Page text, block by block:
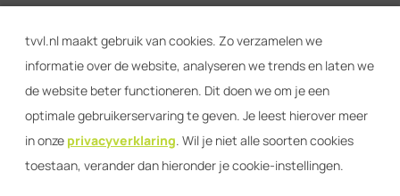
tvvl.nl maakt gebruik van cookies. Zo verzamelen we
informatie over de website, analyseren we trends en laten we
de website beter functioneren. Dit doen we om je een
optimale gebruikerservaring te geven. Je leest hierover meer
in onze privacyverklaring. Wil je niet alle soorten cookies
toestaan, verander dan hieronder je cookie-instellingen.